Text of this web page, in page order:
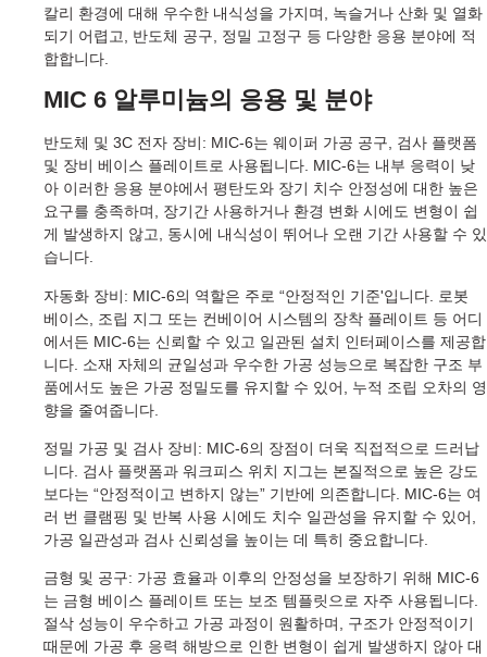
칼리 환경에 대해 우수한 내식성을 가지며, 녹슬거나 산화 및 열화
되기 어렵고, 반도체 공구, 정밀 고정구 등 다양한 응용 분야에 적
합합니다.
MIC 6 알루미늄의 응용 및 분야
반도체 및 3C 전자 장비: MIC-6는 웨이퍼 가공 공구, 검사 플랫폼
및 장비 베이스 플레이트로 사용됩니다. MIC-6는 내부 응력이 낮
아 이러한 응용 분야에서 평탄도와 장기 치수 안정성에 대한 높은
요구를 충족하며, 장기간 사용하거나 환경 변화 시에도 변형이 쉽
게 발생하지 않고, 동시에 내식성이 뛰어나 오랜 기간 사용할 수 있
습니다.
자동화 장비: MIC-6의 역할은 주로 “안정적인 기준'입니다. 로봇
베이스, 조립 지그 또는 컨베이어 시스템의 장착 플레이트 등 어디
에서든 MIC-6는 신뢰할 수 있고 일관된 설치 인터페이스를 제공합
니다. 소재 자체의 균일성과 우수한 가공 성능으로 복잡한 구조 부
품에서도 높은 가공 정밀도를 유지할 수 있어, 누적 조립 오차의 영
향을 줄여줍니다.
정밀 가공 및 검사 장비: MIC-6의 장점이 더욱 직접적으로 드러납
니다. 검사 플랫폼과 워크피스 위치 지그는 본질적으로 높은 강도
보다는 “안정적이고 변하지 않는” 기반에 의존합니다. MIC-6는 여
러 번 클램핑 및 반복 사용 시에도 치수 일관성을 유지할 수 있어,
가공 일관성과 검사 신뢰성을 높이는 데 특히 중요합니다.
금형 및 공구: 가공 효율과 이후의 안정성을 보장하기 위해 MIC-6
는 금형 베이스 플레이트 또는 보조 템플릿으로 자주 사용됩니다.
절삭 성능이 우수하고 가공 과정이 원활하며, 구조가 안정적이기
때문에 가공 후 응력 해방으로 인한 변형이 쉽게 발생하지 않아 대